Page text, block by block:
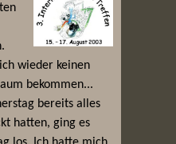
wieder keinen
bekommen...
bereits alles
hatten, ging es